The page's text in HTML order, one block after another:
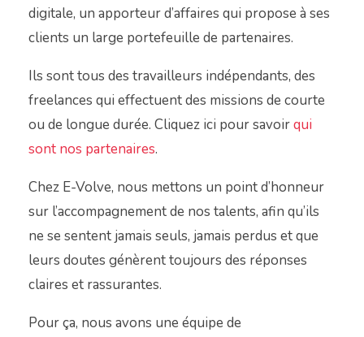
digitale, un apporteur d’affaires qui propose à ses
clients un large portefeuille de partenaires.
Ils sont tous des travailleurs indépendants, des
freelances qui effectuent des missions de courte
ou de longue durée. Cliquez ici pour savoirqui
sont nos partenaires.
Chez E-Volve, nous mettons un point d’honneur
sur l’accompagnement de nos talents, afin qu’ils
ne se sentent jamais seuls, jamais perdus et que
leurs doutes génèrent toujours des réponses
claires et rassurantes.
Pour ça, nous avons une équipe de